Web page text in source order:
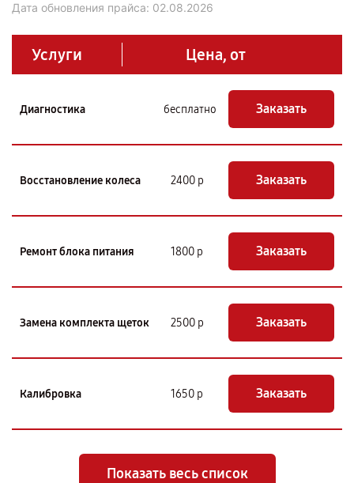
Дата обновления прайса: 02.08.2026
Услуги Цена, от
Диагностика бесплатно Заказать
Восстановление колеса 2400 р Заказать
Ремонт блока питания 1800 р Заказать
Замена комплекта щеток 2500 р Заказать
Калибровка 1650 р Заказать
Показать весь список